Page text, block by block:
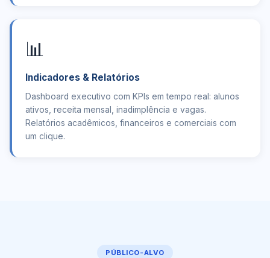
📊
Indicadores & Relatórios
Dashboard executivo com KPIs em tempo real: alunos
ativos, receita mensal, inadimplência e vagas.
Relatórios acadêmicos, financeiros e comerciais com
um clique.
PÚBLICO-ALVO